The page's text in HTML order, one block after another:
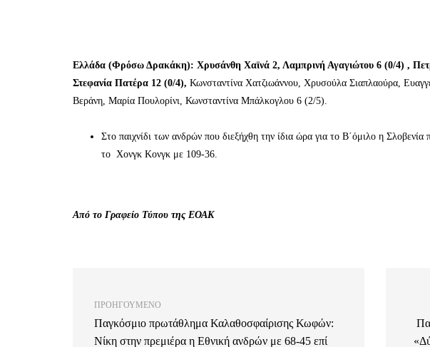
Ελλάδα (Φρόσω Δρακάκη): Χρυσάνθη Χαϊνά 2, Λαμπρινή Αγαγιώτου 6 (0/4) ,
Στεφανία Πατέρα 12 (0/4), Κωνσταντίνα Χατζιωάννου, Χρυσούλα Σιαπλαούρα,
Βεράνη, Μαρία Πουλορίνι, Κωνσταντίνα Μπάλκογλου 6 (2/5).
Στο παιχνίδι των ανδρών που διεξήχθη την ίδια ώρα για το Β΄όμιλο η Σλοβενία
το Χονγκ Κονγκ με 109-36.
Από το Γραφείο Τύπου της ΕΟΑΚ
ΠΡΟΗΓΟΎΜΕΝΟ
Παγκόσμιο πρωτάθλημα Καλαθοσφαίρισης Κωφών:
Νίκη στην πρεμιέρα η Εθνική ανδρών με 68-45 επί